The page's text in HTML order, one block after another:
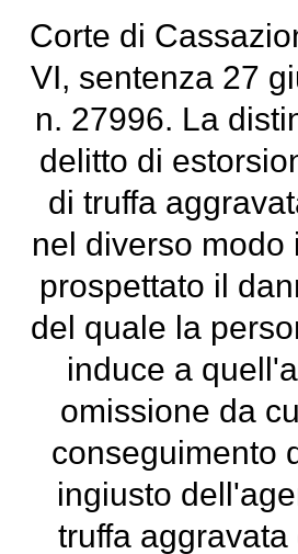
Corte di
VI, sentenza 27
n. 27996. La
delitto di
di truffa
nel diverso modo
prospettato il
del quale la
induce a
omissione da
conseguimento
ingiusto
truffa aggravata